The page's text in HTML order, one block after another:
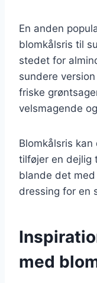
En anden
blomkålsris til
stedet for
sundere
friske
velsmagende
Blomkålsris
tilføjer en dejlig
blande det
dressing for en
med